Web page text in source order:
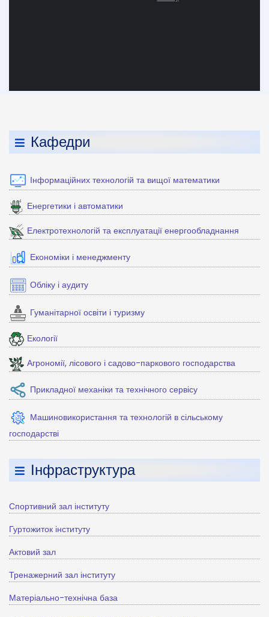
Кафедри
Інформаційних технологій та вищої математики
Енергетики і автоматики
Електротехнологій та експлуатації енергообладнання
Економіки і менеджменту
Обліку і аудиту
Гуманітарної освіти і туризму
Екології
Агрономії, лісового і садово-паркового господарства
Прикладної механіки та технічного сервісу
Машиновикористання та технологій в сільському
господарстві
Інфраструктура
Спортивний зал інституту
Гуртожиток інституту
Актовий зал
Тренажерний зал інституту
Матеріально-технічна база